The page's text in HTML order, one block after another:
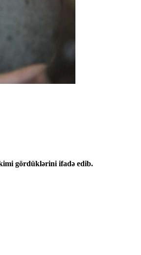
gördüklərini ifadə edib.